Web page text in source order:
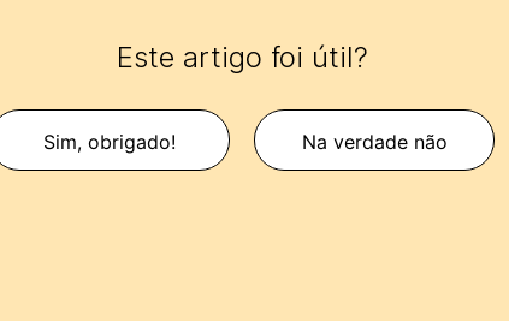
Este artigo foi útil?
Sim, obrigado! Na verdade não